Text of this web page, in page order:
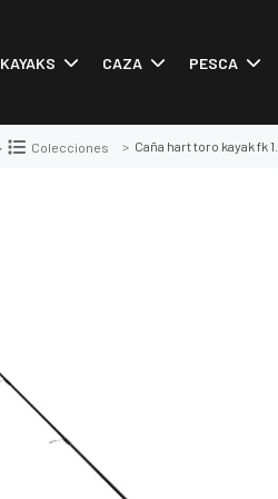
KAYAKS CAZA PESCA
Colecciones Caña hart toro kayak fk